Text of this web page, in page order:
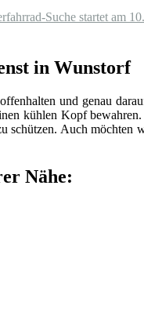
Suche startet am
in Wunstorf
und genau
kühlen Kopf
schützen. Auch
Nähe: